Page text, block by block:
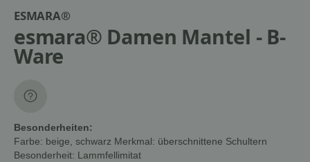
ESMARA®
esmara® Damen Mantel - B-
Ware
Besonderheiten:
Farbe: beige, schwarz Merkmal: überschnittene Schultern
Besonderheit: Lammfellimitat